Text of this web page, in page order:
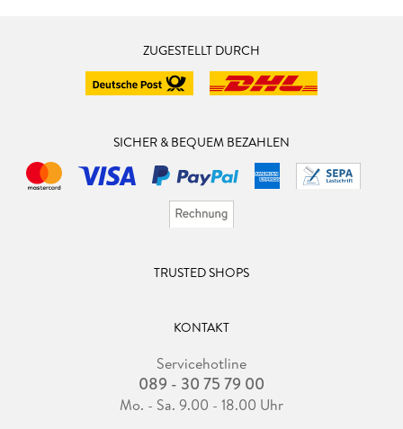
ZUGESTELLT DURCH
SICHER & BEQUEM BEZAHLEN
TRUSTED SHOPS
KONTAKT
Servicehotline
089 - 30 75 79 00
Mo. - Sa. 9.00 - 18.00 Uhr